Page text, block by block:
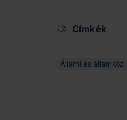
Címkék
Állami és